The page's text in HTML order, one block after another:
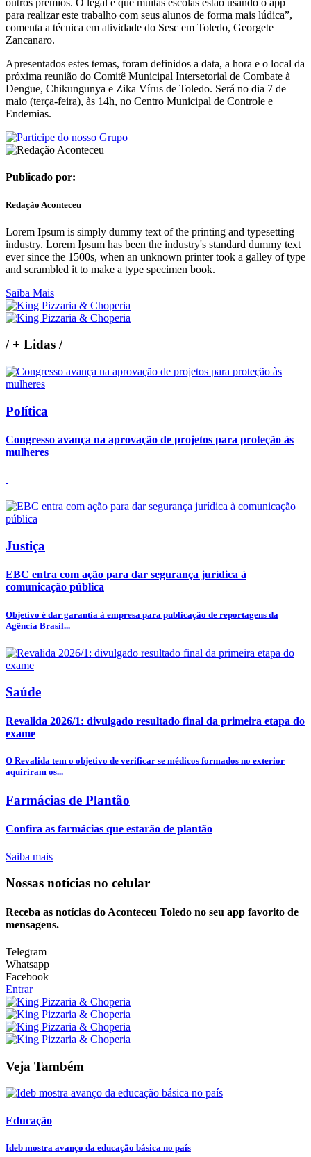
outros prêmios. O legal é que muitas escolas estão usando o app
para realizar este trabalho com seus alunos de forma mais lúdica”,
comenta a técnica em atividade do Sesc em Toledo, Georgete
Zancanaro.
Apresentados estes temas, foram definidos a data, a hora e o local da
próxima reunião do Comitê Municipal Intersetorial de Combate à
Dengue, Chikungunya e Zika Vírus de Toledo. Será no dia 7 de
maio (terça-feira), às 14h, no Centro Municipal de Controle e
Endemias.
Publicado por:
Redação Aconteceu
Lorem Ipsum is simply dummy text of the printing and typesetting
industry. Lorem Ipsum has been the industry's standard dummy text
ever since the 1500s, when an unknown printer took a galley of type
and scrambled it to make a type specimen book.
Saiba Mais
/+ Lidas /
Política
Congresso avança na aprovação de projetos para proteção às
mulheres
Justiça
EBC entra com ação para dar segurança jurídica à
comunicação pública
Objetivo é dar garantia à empresa para publicação de reportagens da
Agência Brasil...
Saúde
Revalida 2026/1: divulgado resultado final da primeira etapa do
exame
O Revalida tem o objetivo de verificar se médicos formados no exterior
aquiriram os...
Farmácias de Plantão
Confira as farmácias que estarão de plantão
Saiba mais
Nossas notícias no celular
Receba as notícias do Aconteceu Toledo no seu app favorito de
mensagens.
Telegram
Whatsapp
Facebook
Entrar
Veja Também
Educação
Ideb mostra avanço da educação básica no país